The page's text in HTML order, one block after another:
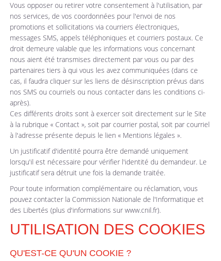
Vous opposer ou retirer votre consentement à l'utilisation, par
nos services, de vos coordonnées pour l'envoi de nos
promotions et sollicitations via courriers électroniques,
messages SMS, appels téléphoniques et courriers postaux. Ce
droit demeure valable que les informations vous concernant
nous aient été transmises directement par vous ou par des
partenaires tiers à qui vous les avez communiquées (dans ce
cas, il faudra cliquer sur les liens de désinscription prévus dans
nos SMS ou courriels ou nous contacter dans les conditions ci-
après).
Ces différents droits sont à exercer soit directement sur le Site
à la rubrique « Contact », soit par courrier postal, soit par courriel
à l'adresse présente depuis le lien « Mentions légales ».
Un justificatif d'identité pourra être demandé uniquement
lorsqu'il est nécessaire pour vérifier l'identité du demandeur. Le
justificatif sera détruit une fois la demande traitée.
Pour toute information complémentaire ou réclamation, vous
pouvez contacter la Commission Nationale de l'Informatique et
des Libertés (plus d'informations sur www.cnil.fr).
UTILISATION DES COOKIES
QU'EST-CE QU'UN COOKIE ?